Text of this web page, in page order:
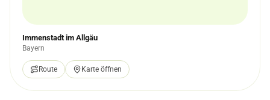
Immenstadt im Allgäu
Bayern
Route Karte öffnen